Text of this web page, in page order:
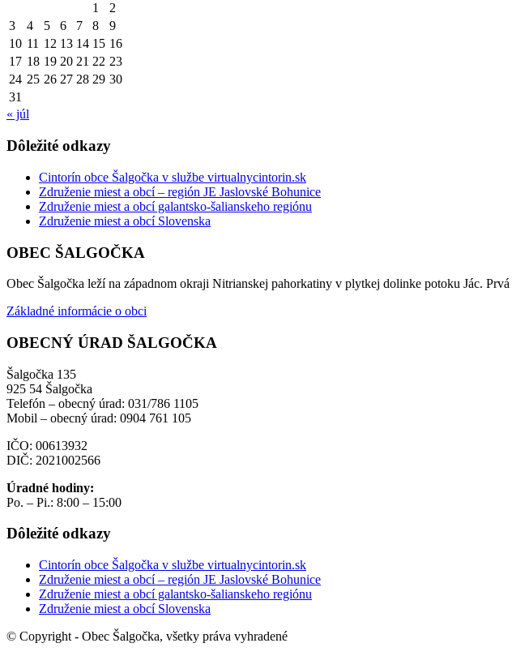
1
2
3
4 5 6 7 8
9
10 11 12 13 14 15 16
17 18 19 20 21 22 23
24 25 26 27 28 29 30
31
« júl
Dôležité odkazy
Cintorín obce Šalgočka v službe virtualnycintorin.sk
Združenie miest a obcí – región JE Jaslovské Bohunice
Združenie miest a obcí galantsko-šalianskeho regiónu
Združenie miest a obcí Slovenska
OBEC ŠALGOČKA
Obec Šalgočka leží na západnom okraji Nitrianskej pahorkatiny v plytkej dolinke potoku Jác.
Základné informácie o obci
OBECNÝ ÚRAD ŠALGOČKA
Šalgočka 135
925 54 Šalgočka
Telefón – obecný úrad: 031/786 1105
Mobil – obecný úrad: 0904 761 105
IČO: 00613932
DIČ: 2021002566
Úradné hodiny:
Po. – Pi.: 8:00 – 15:00
Dôležité odkazy
Cintorín obce Šalgočka v službe virtualnycintorin.sk
Združenie miest a obcí – región JE Jaslovské Bohunice
Združenie miest a obcí galantsko-šalianskeho regiónu
Združenie miest a obcí Slovenska
© Copyright - Obec Šalgočka, všetky práva vyhradené